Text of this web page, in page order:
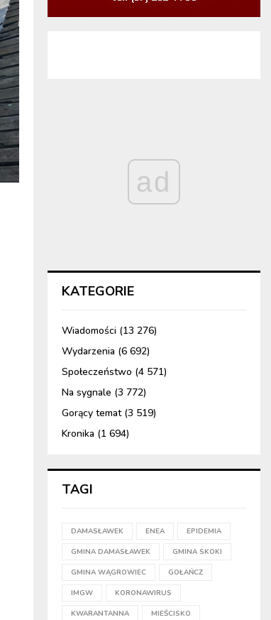
ad
KATEGORIE
Wiadomości (13 276)
Wydarzenia (6 692)
Społeczeństwo (4 571)
Na sygnale (3 772)
Gorący temat(3 519)
Kronika (1 694)
TAGI
DAMASŁAWEK ENEA EPIDEMIA
GMINA DAMASŁAWEK GMINA SKOKI
GMINA WĄGROWIEC GOŁAŃCZ
IMGW KORONAWIRUS
KWARANTANNA MIEŚCISKO